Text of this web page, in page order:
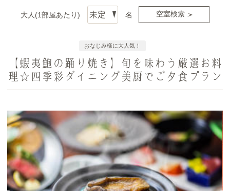
大人(1部屋あたり) 名
おなじみ様に大人気！
【蝦夷鮑の踊り焼き】旬を味わう厳選お料
理☆四季彩ダイニング美厨でご夕食プラン